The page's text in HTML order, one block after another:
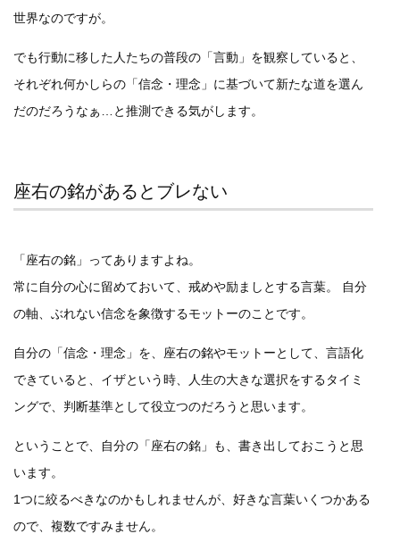
世界なのですが。
でも行動に移した人たちの普段の「言動」を観察していると、
それぞれ何かしらの「信念・理念」に基づいて新たな道を選ん
だのだろうなぁ…と推測できる気がします。
座右の銘があるとブレない
「座右の銘」ってありますよね。
常に自分の心に留めておいて、戒めや励ましとする言葉。 自分
の軸、ぶれない信念を象徴するモットーのことです。
自分の「信念・理念」を、座右の銘やモットーとして、言語化
できていると、イザという時、人生の大きな選択をするタイミ
ングで、判断基準として役立つのだろうと思います。
ということで、自分の「座右の銘」も、書き出しておこうと思
います。
1つに絞るべきなのかもしれませんが、好きな言葉いくつかある
ので、複数ですみません。